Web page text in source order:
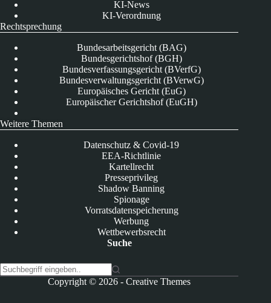
KI-News
KI-Verordnung
Rechtsprechung
Bundesarbeitsgericht (BAG)
Bundesgerichtshof (BGH)
Bundesverfassungsgericht (BVerfG)
Bundesverwaltungsgericht (BVerwG)
Europäisches Gericht (EuG)
Europäischer Gerichtshof (EuGH)
Weitere Themen
Datenschutz & Covid-19
EEA-Richtlinie
Kartellrecht
Presseprivileg
Shadow Banning
Spionage
Vorratsdatenspeicherung
Werbung
Wettbewerbsrecht
Suche
Copyright © 2026 -Creative Themes